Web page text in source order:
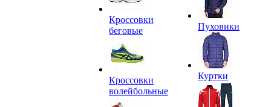
Кроссовки
беговые
Кроссовки
волейбольные
Пуховики
Куртки